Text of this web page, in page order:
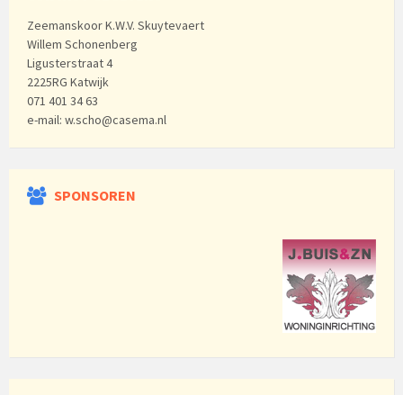
Zeemanskoor K.W.V. Skuytevaert
Willem Schonenberg
Ligusterstraat 4
2225RG Katwijk
071 401 34 63
e-mail: w.scho@casema.nl
SPONSOREN